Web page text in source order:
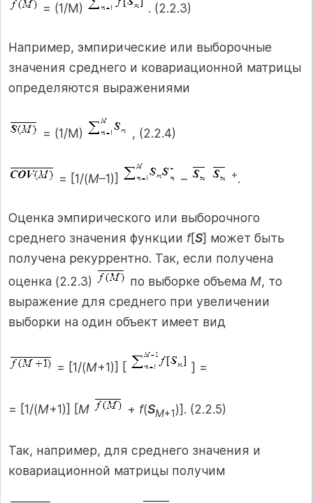
= (1/M) . (2.2.3)
Например, эмпирические или выборочные
значения среднего и ковариационной матрицы
определяются выражениями
= (1/M) , (2.2.4)
= [1/(M–1)] – +.
Оценка эмпирического или выборочного
среднего значения функции f[S] может быть
получена рекуррентно. Так, если получена
оценка (2.2.3)
по выборке объема M, то
выражение для среднего при увеличении
выборки на один объект имеет вид
= [1/(M+1)] [ ] =
= [1/(M+1)] [M + f(SM+1)]. (2.2.5)
Так, например, для среднего значения и
ковариационной матрицы получим